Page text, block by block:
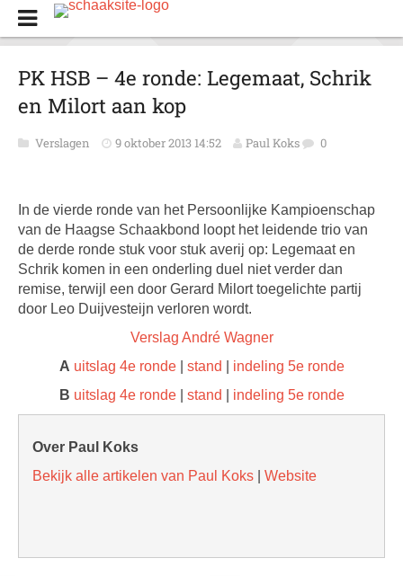
PK HSB – 4e ronde: Legemaat, Schrik
en Milort aan kop
Verslagen 9 oktober 2013 14:52 Paul Koks 0
In de vierde ronde van het Persoonlijke Kampioenschap
van de Haagse Schaakbond loopt het leidende trio van
de derde ronde stuk voor stuk averij op: Legemaat en
Schrik komen in een onderling duel niet verder dan
remise, terwijl een door Gerard Milort toegelichte partij
door Leo Duijvesteijn verloren wordt.
Verslag André Wagner
A uitslag 4e ronde| stand
indeling 5e ronde
B uitslag 4e ronde| stand indeling 5e ronde
Over Paul Koks
Bekijk alle artikelen van Paul Koks
Website